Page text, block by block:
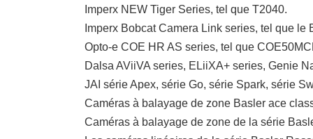
Imperx NEW Tiger Series, tel que T2040.
Imperx Bobcat Camera Link series, tel que le
Opto-e COE HR AS series, tel que
Dalsa AViiVA series, ELiiXA+ series, Genie
JAI série Apex, série Go, série Spark, série
Caméras à balayage de zone Basler ace
Caméras à balayage de zone de la série